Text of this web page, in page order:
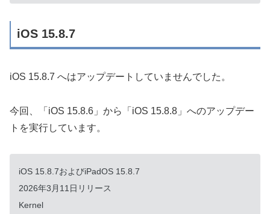
iOS 15.8.7
iOS 15.8.7 へはアップデートしていませんでした。
今回、「iOS 15.8.6」から「iOS 15.8.8」へのアップデー
トを実行しています。
iOS 15.8.7およびiPadOS 15.8.7
2026年3月11日リリース
Kernel